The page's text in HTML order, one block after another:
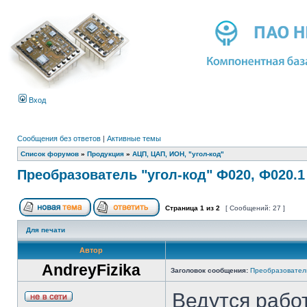
Вход
Сообщения без ответов | Активные темы
Список форумов » Продукция » АЦП, ЦАП, ИОН, "угол-код"
Преобразователь "угол-код" Ф020, Ф020.1
Страница 1 из 2 [ Сообщений: 27 ]
Для печати
Автор
AndreyFizika Заголовок сообщения:
Ведутся